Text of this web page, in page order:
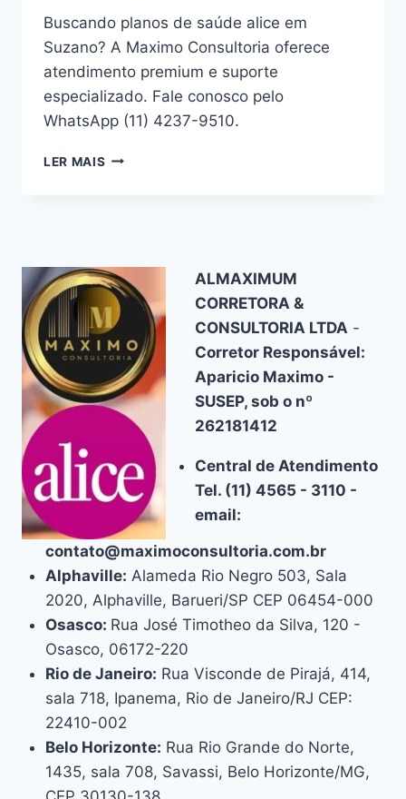
Buscando planos de saúde alice em
Suzano? A Maximo Consultoria oferece
atendimento premium e suporte
especializado. Fale conosco pelo
WhatsApp (11) 4237-9510.
LER MAIS PLANOS
–
CONSULTORIA
ESPECIALIZADA
ALMAXIMUM
CORRETORA &
CONSULTORIA LTDA -
Corretor Responsável:
Aparicio Maximo -
SUSEP, sob o nº
262181412
Central de Atendimento
Tel. (11) 4565 - 3110 -
email:
contato@maximoconsultoria.com.br
Alphaville: Alameda Rio Negro 503, Sala
2020, Alphaville, Barueri/SP CEP 06454-000
Osasco: Rua José Timotheo da Silva, 120 -
Osasco, 06172-220
Rio de Janeiro: Rua Visconde de Pirajá, 414,
sala 718, Ipanema, Rio de Janeiro/RJ CEP:
22410-002
Belo Horizonte: Rua Rio Grande do Norte,
1435, sala 708, Savassi, Belo Horizonte/MG,